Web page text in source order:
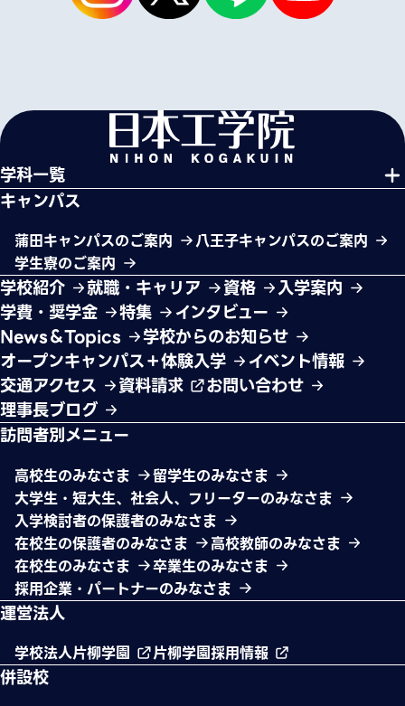
学科一覧
キャンパス
蒲田キャンパスのご案内
八王子キャンパスのご案内
学生寮のご案内
学校紹介 就職・キャリア 資格
入学案内
学費・奨学金
特集
インタビュー
News＆Topics
学校からのお知らせ
オープンキャンパス＋体験入学
イベント情報
交通アクセス
資料請求
お問い合わせ
理事長ブログ
訪問者別メニュー
高校生のみなさま
留学生のみなさま
大学生・短大生、社会人、フリーターのみなさま
入学検討者の保護者のみなさま
在校生の保護者のみなさま
高校教師のみなさま
在校生のみなさま
卒業生のみなさま
採用企業・パートナーのみなさま
運営法人
学校法人片柳学園 片柳学園採用情報
併設校